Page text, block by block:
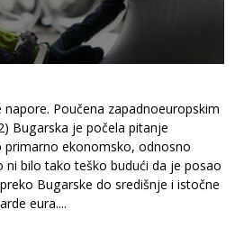
napore. Poučena zapadnoeuropskim
Bugarska je počela pitanje
primarno ekonomsko, odnosno
bilo tako teško budući da je posao
Bugarske do središnje i istočne
eura....